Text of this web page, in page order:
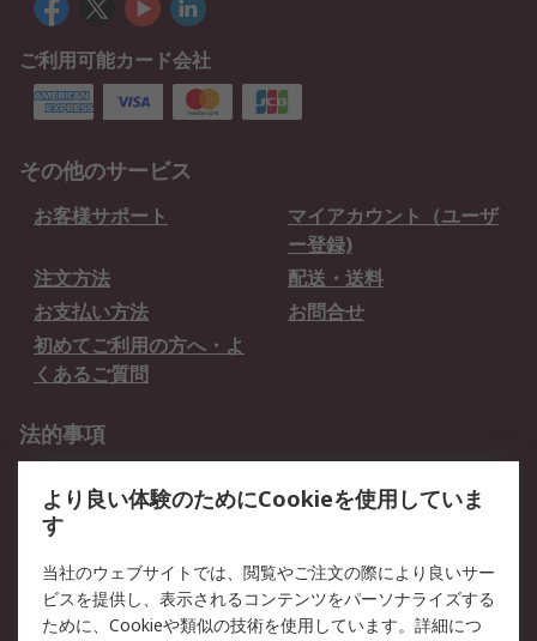
ご利用可能カード会社
その他のサービス
お客様サポート
マイアカウント（ユーザ
ー登録)
注文方法
配送・送料
お支払い方法
お問合せ
初めてご利用の方へ・よ
くあるご質問
法的事項
クッキーポリシー
RSについて
会社概要
採用情報
より良い体験のためにCookieを使用していま
す
当社のウェブサイトでは、閲覧やご注文の際により良いサー
ビスを提供し、表示されるコンテンツをパーソナライズする
ために、Cookieや類似の技術を使用しています。詳細につ